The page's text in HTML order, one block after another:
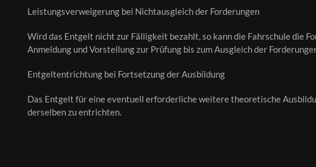
Leistungsverweigerung bei Nichtausgleich der Forderungen
Wird das Entgelt nicht zur Fälligkeit bezahlt, so kann die Fahrschule die
Anmeldung und Vorstellung zur Prüfung bis zum Ausgleich der
Entgeltentrichtung bei Fortsetzung der Ausbildung
Das Entgelt für eine eventuell erforderliche weitere theoretische
derselben zu entrichten.